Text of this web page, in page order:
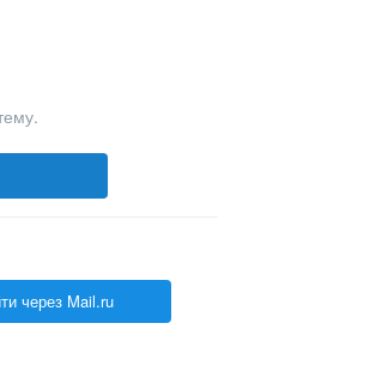
через Mail.ru